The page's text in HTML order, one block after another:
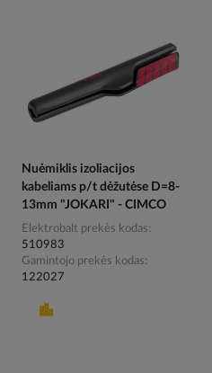
Nuėmiklis izoliacijos
kabeliams p/t dėžutėse D=8-
13mm "JOKARI" - CIMCO
Elektrobalt prekės kodas
510983
Gamintojo prekės kodas
122027